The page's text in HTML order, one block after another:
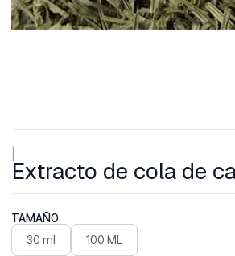
Extracto de cola de
TAMAÑO
30 ml 100 ML